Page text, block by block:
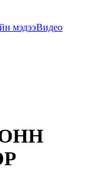
мэдээВидео